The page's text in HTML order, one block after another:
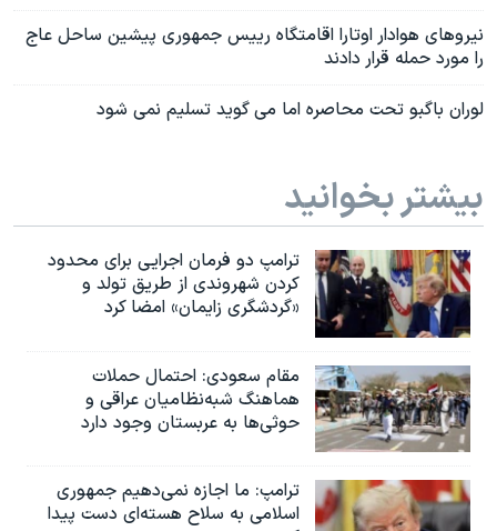
نيروهای هوادار اوتارا اقامتگاه رييس جمهوری پيشين ساحل عاج
را مورد حمله قرار دادند
لوران باگبو تحت محاصره اما می گوید تسلیم نمی شود
بیشتر بخوانید
ترامپ دو فرمان اجرایی برای محدود
کردن شهروندی از طریق تولد و
«گردشگری زایمان» امضا کرد
مقام سعودی: احتمال حملات
هماهنگ شبه‌نظامیان عراقی و
حوثی‌ها به عربستان وجود دارد
ترامپ: ما اجازه نمی‌دهیم جمهوری
اسلامی به سلاح هسته‌ای دست پیدا